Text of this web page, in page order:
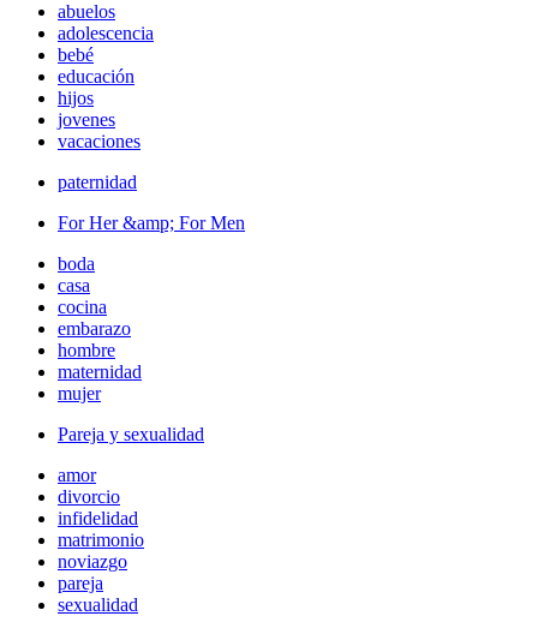
abuelos
adolescencia
bebé
educación
hijos
jovenes
vacaciones
paternidad
For Her &amp; For Men
boda
casa
cocina
embarazo
hombre
maternidad
mujer
Pareja y sexualidad
amor
divorcio
infidelidad
matrimonio
noviazgo
pareja
sexualidad